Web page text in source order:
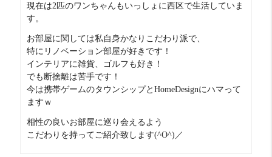
コスパ めっちゃ良い！！ 20 点
梅田にでるのに乗り換えがおおいけど、このコスパでこの
広さならいいかも。。。
収納力 めっちゃ良い！！ 20 点
広いウォークインとシューズクロークが広い！
外食派
残念ながら近隣には飲食店はないけど、
大通りまで出ればチェーン店があります。
現在は2匹のワンちゃんもいっしょに西区で生活していま
す。
お部屋に関しては私自身かなりこだわり派で、
特にリノベーション部屋が好きです！
インテリアに雑貨、ゴルフも好き！
でも断捨離は苦手です！
今は携帯ゲームのタウンシップとHomeDesignにハマって
ますｗ
相性の良いお部屋に巡り会えるよう
こだわりを持ってご紹介致します(^O^)／